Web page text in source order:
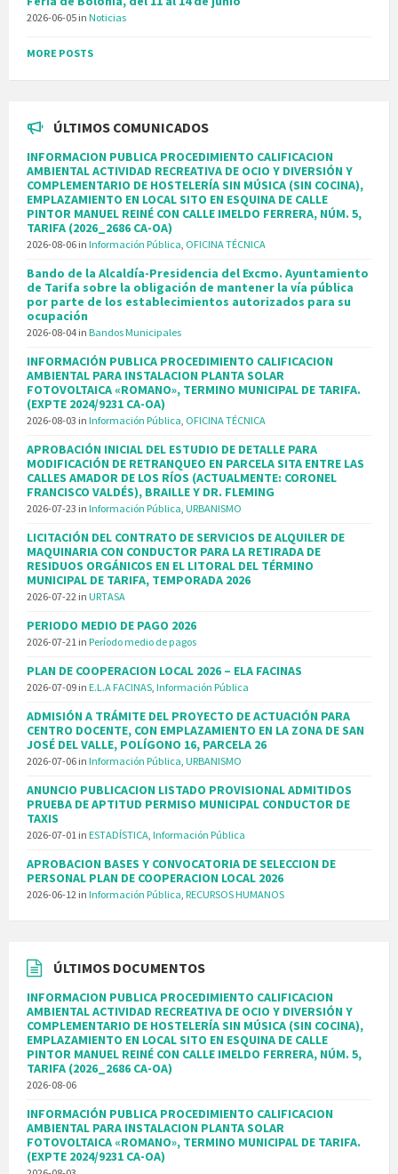
2026-06-05 in Noticias
MORE POSTS
ÚLTIMOS COMUNICADOS
INFORMACION PUBLICA PROCEDIMIENTO CALIFICACION
AMBIENTAL ACTIVIDAD RECREATIVA DE OCIO Y DIVERSIÓN Y
COMPLEMENTARIO DE HOSTELERÍA SIN MÚSICA (SIN COCINA),
EMPLAZAMIENTO EN LOCAL SITO EN ESQUINA DE CALLE
PINTOR MANUEL REINÉ CON CALLE IMELDO FERRERA, NÚM. 5,
TARIFA (2026_2686 CA-OA)
2026-08-06 in Información Pública, OFICINA TÉCNICA
Bando de la Alcaldía-Presidencia del Excmo. Ayuntamiento
de Tarifa sobre la obligación de mantener la vía pública
por parte de los establecimientos autorizados para su
ocupación
2026-08-04 in Bandos Municipales
INFORMACIÓN PUBLICA PROCEDIMIENTO CALIFICACION
AMBIENTAL PARA INSTALACION PLANTA SOLAR
FOTOVOLTAICA «ROMANO», TERMINO MUNICIPAL DE TARIFA.
(EXPTE 2024/9231 CA-OA)
2026-08-03 in Información Pública, OFICINA TÉCNICA
APROBACIÓN INICIAL DEL ESTUDIO DE DETALLE PARA
MODIFICACIÓN DE RETRANQUEO EN PARCELA SITA ENTRE LAS
CALLES AMADOR DE LOS RÍOS (ACTUALMENTE: CORONEL
FRANCISCO VALDÉS), BRAILLE Y DR. FLEMING
2026-07-23 in Información Pública, URBANISMO
LICITACIÓN DEL CONTRATO DE SERVICIOS DE ALQUILER DE
MAQUINARIA CON CONDUCTOR PARA LA RETIRADA DE
RESIDUOS ORGÁNICOS EN EL LITORAL DEL TÉRMINO
MUNICIPAL DE TARIFA, TEMPORADA 2026
2026-07-22 in URTASA
PERIODO MEDIO DE PAGO 2026
2026-07-21 in Período medio de pagos
PLAN DE COOPERACION LOCAL 2026 – ELA FACINAS
2026-07-09 in E.L.A FACINAS, Información Pública
ADMISIÓN A TRÁMITE DEL PROYECTO DE ACTUACIÓN PARA
CENTRO DOCENTE, CON EMPLAZAMIENTO EN LA ZONA DE SAN
JOSÉ DEL VALLE, POLÍGONO 16, PARCELA 26
2026-07-06 in Información Pública, URBANISMO
ANUNCIO PUBLICACION LISTADO PROVISIONAL ADMITIDOS
PRUEBA DE APTITUD PERMISO MUNICIPAL CONDUCTOR DE
TAXIS
2026-07-01 in ESTADÍSTICA, Información Pública
APROBACION BASES Y CONVOCATORIA DE SELECCION DE
PERSONAL PLAN DE COOPERACION LOCAL 2026
2026-06-12 in Información Pública, RECURSOS HUMANOS
ÚLTIMOS DOCUMENTOS
INFORMACION PUBLICA PROCEDIMIENTO CALIFICACION
AMBIENTAL ACTIVIDAD RECREATIVA DE OCIO Y DIVERSIÓN Y
COMPLEMENTARIO DE HOSTELERÍA SIN MÚSICA (SIN COCINA),
EMPLAZAMIENTO EN LOCAL SITO EN ESQUINA DE CALLE
PINTOR MANUEL REINÉ CON CALLE IMELDO FERRERA, NÚM. 5,
TARIFA (2026_2686 CA-OA)
2026-08-06
INFORMACIÓN PUBLICA PROCEDIMIENTO CALIFICACION
AMBIENTAL PARA INSTALACION PLANTA SOLAR
FOTOVOLTAICA «ROMANO», TERMINO MUNICIPAL DE TARIFA.
(EXPTE 2024/9231 CA-OA)